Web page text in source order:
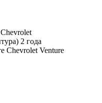
2 года
Chevrolet Venture